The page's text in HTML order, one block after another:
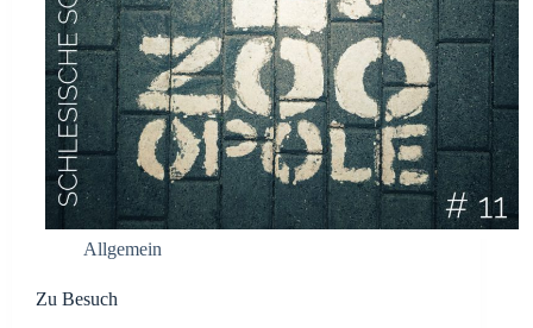
Allgemein
Zu Besuch